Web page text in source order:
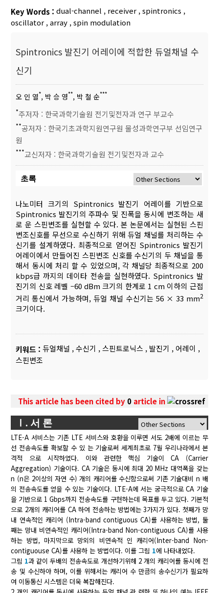
Key Words :dual-channel , receiver ,spintronics ,
oscillator ,array ,spin modulation
Spintronics 발진기 어레이에 적합한 듀얼채널 수
신기
오 인 열*, 박 승 영**, 박 철 순***
*주저자 : 한국과학기술원 전기및전자과 연구 부교수
**공저자 : 한국기초과학지원연구원 물성과학연구부 선임연구
원
***교신저자 : 한국과학기술원 전기및전자과 교수
초록
나노미터 크기의 Spintronics 발진기 어레이를 기반으로
Spintronics 발진기의 주파수 및 진폭을 동시에 변조하는 새
로 운 스핀변조를 실현할 수 있다. 본 논문에서는 실현된 스핀
변조신호를 무선으로 수신하기 위해 듀얼 채널를 처리하는 수
신기를 설계하였다. 최종적으로 얻어진 Spintronics 발진기
어레이에서 만들어진 스핀변조 신호를 수신기의 두 채널을 통
해서 동시에 처리 할 수 있었으며, 각 채널당 최종적으로 200
kbps급 까지의 데이타 전송을 실현하였다. Spintronics 발
진기의 신호 레벨 –60 dBm 크기의 한계로 1 cm 이하의 근접
거리 통신에서 가능하며, 듀얼 채널 수신기는 56 × 33 mm2
크기이다.
키워드 :듀얼채널 ,수신기 ,스핀트로닉스 , 발진기 , 어레이 ,
스핀변조
This article has been cited by 0 article in
Ⅰ. 서 론
LTE-A 서비스는 기존 LTE 서비스와 호환을 이루면 서도 2배에 이르는 무
선 전송속도를 확보할 수 있 는 기술로써 세계최초로 7월 우리나라에서 본
격적 으로 시작하였다. 이와 관련한 핵심 기술이 CA (Carrier
Aggregation) 기술이다. CA 기술은 동시에 최대 20 MHz 대역폭을 갖는
n (n은 2이상의 자연 수) 개의 캐리어를 수신함으로써 기존 기술대비 n 배
의 전송속도를 얻을 수 있는 기술이다. LTE-A에 서는 궁극적으로 CA 기술
을 기반으로 1 Gbps까지 전송속도를 구현하는데 목표를 두고 있다. 기본적
으로 2개의 캐리어를 CA 하여 전송하는 방법에는 3가지가 있다. 첫째가 망
내 연속적인 캐리어 (Intra-band contiguous CA)를 사용하는 방법, 둘
째는 망내 비연속적인 캐리어(Intra-band Non-contiguous CA)를 사용
하는 방법, 마지막으로 망외의 비연속적 인 캐리어(Inter-band Non-
contiguouse CA)를 사용하 는 방법이다. 이를 그림 1에 나타내었다.
그림 1과 같이 두배의 전송속도로 개선하기위해 2 개의 캐리어를 동시에 전
송 및 수신하야 하며, 이를 위해서는 캐리어 수 만큼의 송수신기가 필요하
여 이동통신 시스템은 더욱 복잡해진다.